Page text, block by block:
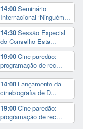
14:00Seminário
Internacional ‘Ninguém...
14:30Sessão Especial
do Conselho Esta...
19:00Cine paredão:
programação de rec...
14:00 Lançamento da
cinebiografia de D...
19:00Cine paredão:
programação de rec...